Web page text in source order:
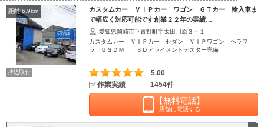
距離:6.9km
カスタムカー ＶＩＰカー ワゴン ＧＴカー 輸入車ま
で幅広く対応可能です創業２２年の実績…
愛知県岡崎市下青野町字太田川原３－１
カスタムカー ＶＩＰカー セダン ＶＩＰワゴン ヘラフ
ラ ＵＳＤＭ ３Ｄアライメントテスター完備
持込取付
5.00
作業実績
1454件
【無料電話】
店舗に電話する